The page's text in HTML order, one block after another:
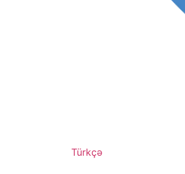
Türkçə